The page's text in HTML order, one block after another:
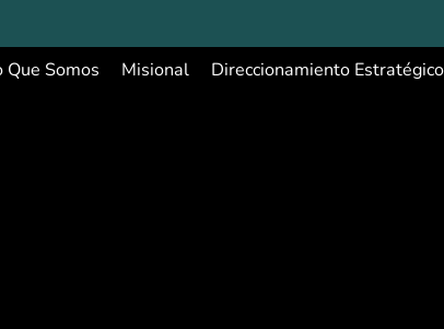
Que Somos Misional Direccionamiento Estratégico